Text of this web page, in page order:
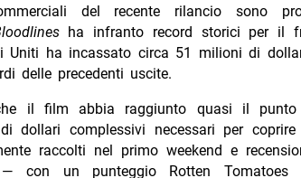
del recente rilancio sono
ha infranto record storici per il
Uniti ha incassato circa 51 milioni di
delle precedenti uscite.
il film abbia raggiunto quasi il punto
dollari complessivi necessari per
raccolti nel primo weekend e
— con un punteggio Rotten